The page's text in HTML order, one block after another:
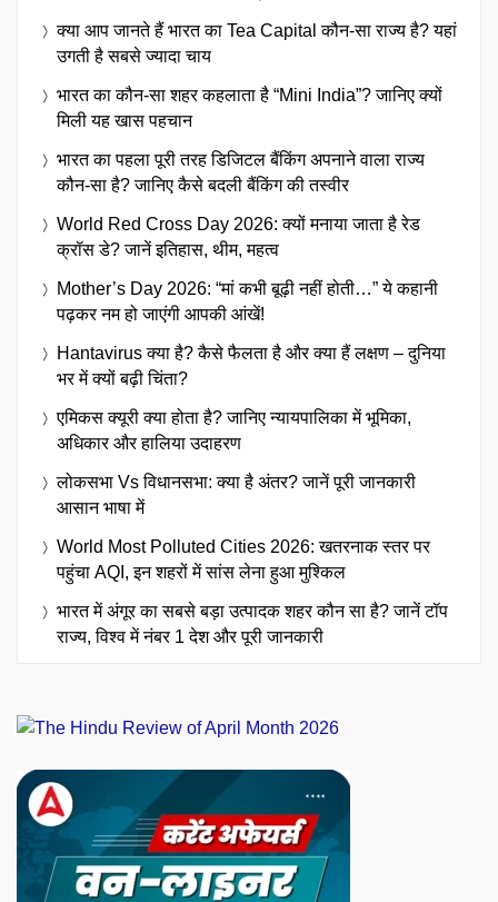
क्या आप जानते हैं भारत का Tea Capital कौन-सा राज्य है? यहां
उगती है सबसे ज्यादा चाय
भारत का कौन-सा शहर कहलाता है “Mini India”? जानिए क्यों
मिली यह खास पहचान
भारत का पहला पूरी तरह डिजिटल बैंकिंग अपनाने वाला राज्य
कौन-सा है? जानिए कैसे बदली बैंकिंग की तस्वीर
World Red Cross Day 2026: क्यों मनाया जाता है रेड
क्रॉस डे? जानें इतिहास, थीम, महत्व
Mother’s Day 2026: “मां कभी बूढ़ी नहीं होती…” ये कहानी
पढ़कर नम हो जाएंगी आपकी आंखें!
Hantavirus क्या है? कैसे फैलता है और क्या हैं लक्षण – दुनिया
भर में क्यों बढ़ी चिंता?
एमिकस क्यूरी क्या होता है? जानिए न्यायपालिका में भूमिका,
अधिकार और हालिया उदाहरण
लोकसभा Vs विधानसभा: क्या है अंतर? जानें पूरी जानकारी
आसान भाषा में
World Most Polluted Cities 2026: खतरनाक स्तर पर
पहुंचा AQI, इन शहरों में सांस लेना हुआ मुश्किल
भारत में अंगूर का सबसे बड़ा उत्पादक शहर कौन सा है? जानें टॉप
राज्य, विश्व में नंबर 1 देश और पूरी जानकारी